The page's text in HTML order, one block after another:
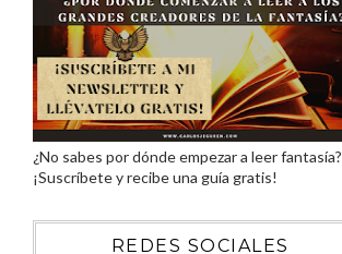
¿No sabes por dónde empezar a leer fantasía?
¡Suscríbete y recibe una guía gratis!
REDES SOCIALES